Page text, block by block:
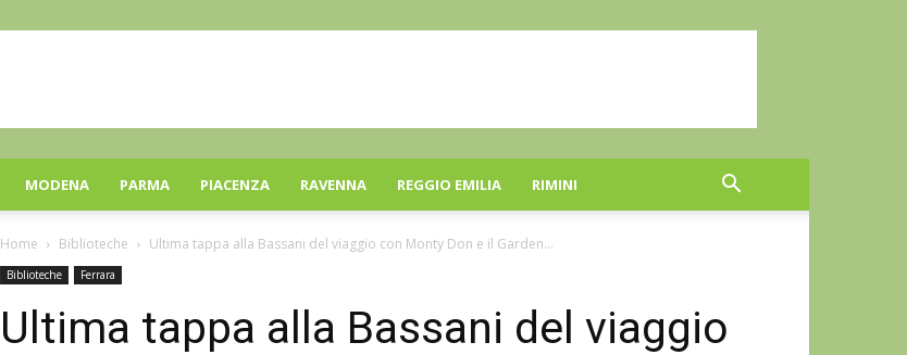
MODENA PARMA PIACENZA RAVENNA REGGIO EMILIA RIMINI
Home Biblioteche Ultima tappa alla Bassani del viaggio con Monty Don e il Garden...
Biblioteche Ferrara
Ultima tappa alla Bassani del viaggio